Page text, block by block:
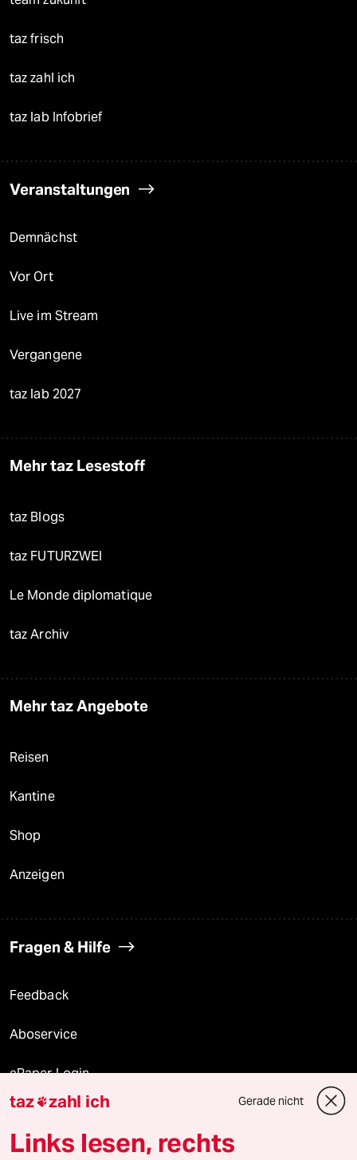
taz frisch
taz zahl ich
taz lab Infobrief
Veranstaltungen
Demnächst
Vor Ort
Live im Stream
Vergangene
taz lab 2027
Mehr taz Lesestoff
taz Blogs
taz FUTURZWEI
Le Monde diplomatique
taz Archiv
Mehr taz Angebote
Reisen
Kantine
Shop
Anzeigen
Fragen & Hilfe
Feedback
Aboservice
ePaper Login
Downloads für Abonnierende
taz zahl ich Gerade nicht
Links lesen, rechts